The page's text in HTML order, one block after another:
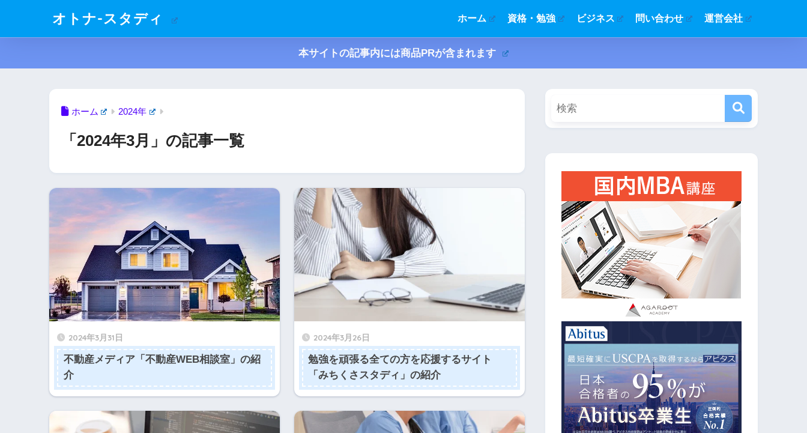
オトナ-スタディ ホーム 資格・勉強 ビジネス 問い合わせ 運営会社
本サイトの記事内には商品PRが含まれます
ホーム 2024年
「2024年3月」の記事一覧
2024年3月31日
不動産メディア「不動産WEB相談室」の紹
介
2024年3月26日
勉強を頑張る全ての方を応援するサイト
「みちくさスタディ」の紹介